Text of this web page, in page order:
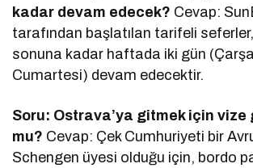
kadar devam edecek? Cevap:
tarafından başlatılan tarifeli
sonuna kadar haftada iki gün
Cumartesi) devam edecektir.
Soru: Ostrava’ya gitmek için vize
mu? Cevap: Çek Cumhuriyeti bir
Schengen üyesi olduğu için, bordo